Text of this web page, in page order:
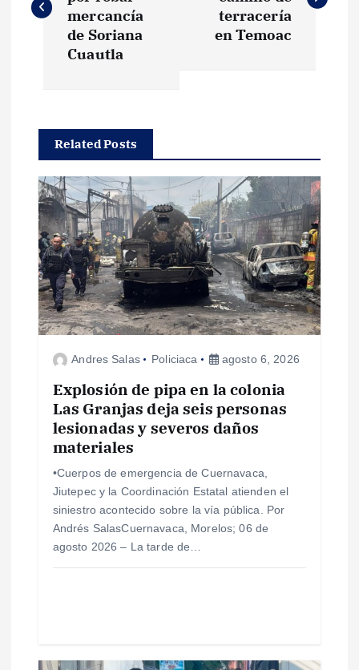
v
a
c
ó
n
d
a
mercancía
de Soriana
Cuautla
terracería
en Temoac
Related Posts
Andres Salas Policiaca agosto 6, 2026
Explosión de pipa en la colonia
Las Granjas deja seis personas
lesionadas y severos daños
materiales
•Cuerpos de emergencia de Cuernavaca,
Jiutepec y la Coordinación Estatal atienden el
siniestro acontecido sobre la vía pública. Por
Andrés SalasCuernavaca, Morelos; 06 de
agosto 2026 – La tarde de…